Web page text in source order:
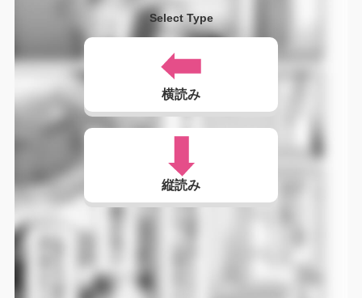
Select Type
横読み
縦読み